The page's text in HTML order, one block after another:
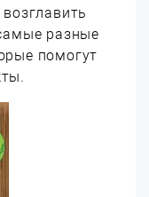
разные
помогут